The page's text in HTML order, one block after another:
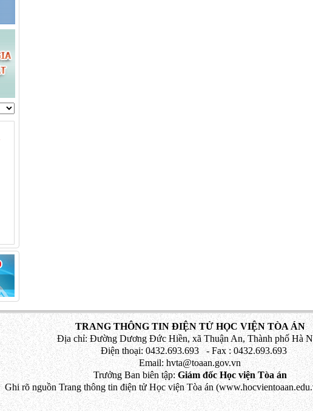
TRANG THÔNG TIN ĐIỆN TỬ HỌC VIỆN TÒA ÁN
Địa chỉ: Đường Dương Đức Hiền, xã Thuận An, Thành phố Hà
Điện thoại: 0432.693.693 - Fax : 0432.693.693
Email: hvta@toaan.gov.vn
Trưởng Ban biên tập:Giám đốc Học viện Tòa án
Ghi rõ nguồn Trang thông tin điện tử Học viện Tòa án